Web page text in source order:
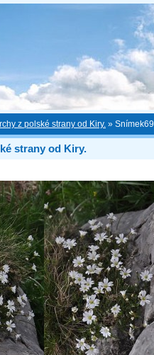
z polské strany od Kiry. » Snímek69
strany od Kiry.